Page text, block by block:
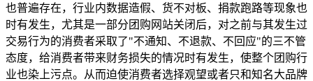
也普遍存在，行业内数据造假、货不对板、捐款跑路等现象也
时有发生，尤其是一部分团购网站关闭后，对之前与其发生过
交易行为的消费者采取了"不通知、不退款、不回应"的三不管
态度，给消费者带来财务损失的情况时有发生，使整个团购行
业也染上污点。从而迫使消费者选择观望或者只和知名大品牌